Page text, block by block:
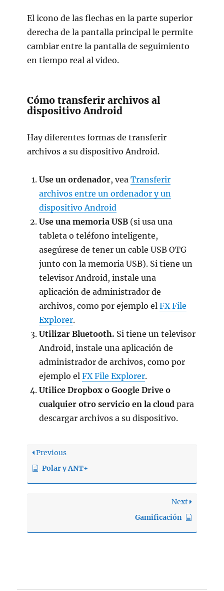
El icono de las flechas en la parte superior
derecha de la pantalla principal le permite
cambiar entre la pantalla de seguimiento
en tiempo real al video.
Cómo transferir archivos al
dispositivo Android
Hay diferentes formas de transferir
archivos a su dispositivo Android.
Use un ordenador, veaTransferir
archivos entre un ordenador y un
dispositivo Android
Use una memoria USB (si usa una
tableta o teléfono inteligente,
asegúrese de tener un cable USB OTG
junto con la memoria USB). Si tiene un
televisor Android, instale una
aplicación de administrador de
archivos, como por ejemplo elFX File
Explorer.
Utilizar Bluetooth. Si tiene un televisor
Android, instale una aplicación de
administrador de archivos, como por
ejemplo elFX File Explorer.
Utilice Dropbox o Google Drive o
cualquier otro servicio en la cloud para
descargar archivos a su dispositivo.
Previous
Polar y ANT+
Next
Gamificación